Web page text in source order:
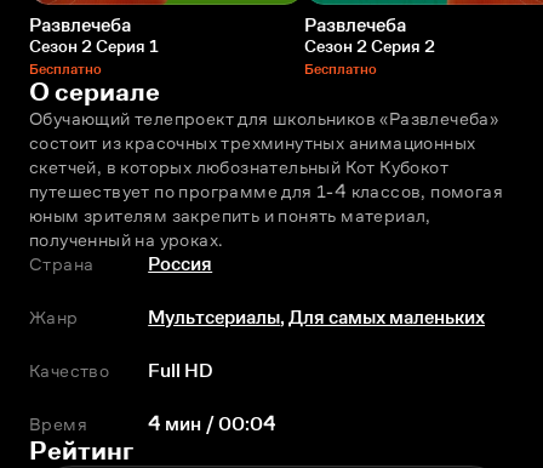
Развлечеба
Сезон 2 Серия 1
Бесплатно
Развлечеба
Сезон 2 Серия 2
Бесплатно
О сериале
Обучающий телепроект для школьников «Развлечeба»
состоит из красочных трехминутных анимационных
скетчей, в которых любознательный Кот Кубокот
путешествует по программе для 1-4 классов, помогая
юным зрителям закрепить и понять материал,
полученный на уроках.
Страна
Россия
Жанр Мультсериалы,Для самых маленьких
Качество Full HD
Время 4 мин / 00:04
Рейтинг